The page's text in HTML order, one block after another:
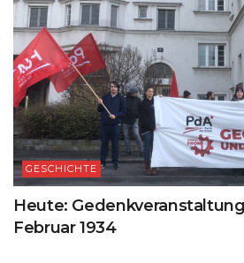
GESCHICHTE
Heute:
Februar 1934